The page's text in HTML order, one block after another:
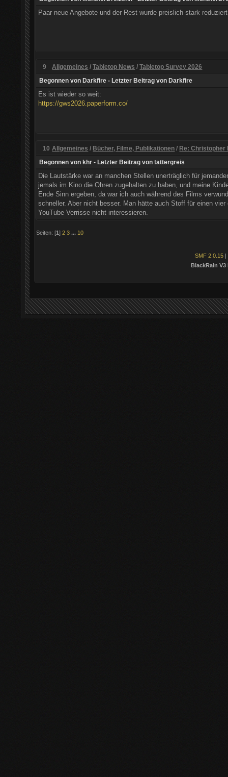
Paar neue Angebote und der Rest wurde preislich stark
9 Allgemeines /Tabletop News /Tabletop Survey 2026
Begonnen von Darkfire - Letzter Beitrag von Darkfire
Es ist wieder so weit:
https://gws2026.paperform.co/
10 Allgemeines / Bücher, Filme, Publikationen / Re: Christopher
Begonnen von khr - Letzter Beitrag von tattergreis
Die Lautstärke war an manchen Stellen unerträglich für
jemals im Kino die Ohren zugehalten zu haben, und meine
Ende Sinn ergeben, da war ich auch während des Films
schneller. Aber nicht besser. Man hätte auch Stoff für einen
YouTube Verrisse nicht interessieren.
Seiten: [1]2 3 ... 10
SMF 2.0.15 |
BlackRain V3